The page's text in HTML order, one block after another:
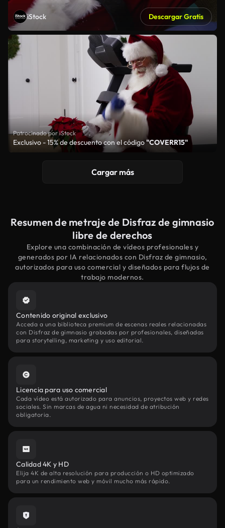
iStock Descargar Gratis
Patrocinado por iStock
Exclusivo - 15% de descuento con el código"COVERR15"
Cargar más
Resumen de metraje de Disfraz de gimnasio
libre de derechos
Explore una combinación de vídeos profesionales y
generados por IA relacionados con Disfraz de gimnasio,
autorizados para uso comercial y diseñados para flujos de
trabajo modernos.
Contenido original exclusivo
Acceda a una biblioteca premium de escenas reales relacionadas
con Disfraz de gimnasio grabadas por profesionales, diseñadas
para storytelling, marketing y uso editorial.
Licencia para uso comercial
Cada vídeo está autorizado para anuncios, proyectos web y redes
sociales. Sin marcas de agua ni necesidad de atribución
obligatoria.
Calidad 4K y HD
Elija 4K de alta resolución para producción o HD optimizado
para un rendimiento web y móvil mucho más rápido.